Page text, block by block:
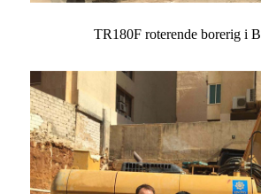
TR180F roterende borerig i